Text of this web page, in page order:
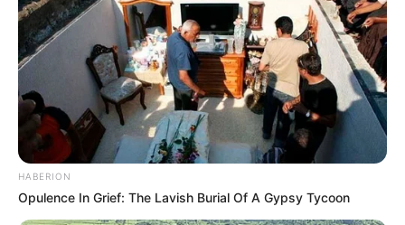
HABERION
Opulence In Grief: The Lavish Burial Of A Gypsy Tycoon